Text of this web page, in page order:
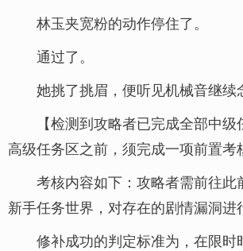
林玉夹宽粉的动作停住了。
通过了。
她挑了挑眉，便听见机械音继续
【检测到攻略者已完成全部中
高级任务区之前，须完成一项前置考
考核内容如下：攻略者需前往此
新手任务世界，对存在的剧情漏洞进
修补成功的判定标准为，在限时